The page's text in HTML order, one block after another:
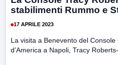
stabilimenti Rummo e
17 APRILE 2023
La visita a Benevento del
d’America a Napoli, Tracy